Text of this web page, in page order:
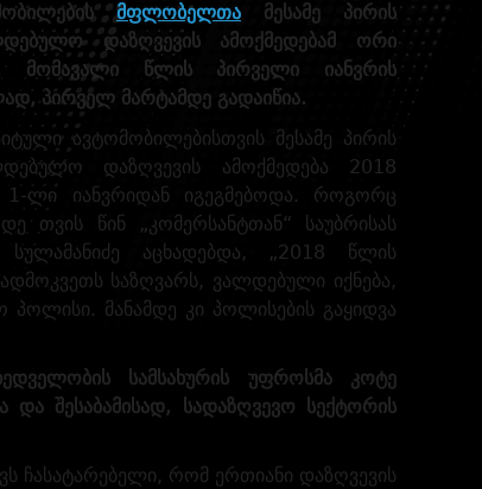
მფლობელთა მესამე პირის
დაზღვევის ამოქმედებამ ორი
მომავალი წლის პირველი იანვრის
პირველ მარტამდე გადაიწია.
ავტომობილებისთვის მესამე პირის
დაზღვევის ამოქმედება 2018
ლი იანვრიდან იგეგმებოდა. როგორც
თვის წინ „კომერსანტთან“ საუბრისას
სულამანიძე აცხადებდა, „2018 წლის
საზღვარს, ვალდებული იქნება,
მანამდე კი პოლისების გაყიდვა
სამსახურის უფროსმა კოტე
და შესაბამისად, სადაზღვევო სექტორის
ჩასატარებელი, რომ ერთიანი დაზღვევის